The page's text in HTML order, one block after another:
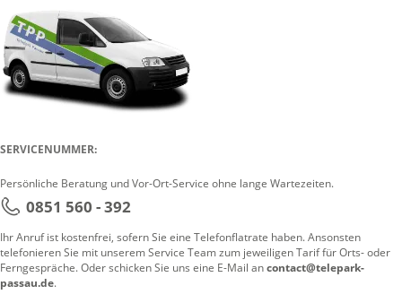
SERVICENUMMER:
Persönliche Beratung und Vor-Ort-Service ohne lange Wartezeiten.
0851 560 - 392
Ihr Anruf ist kostenfrei, sofern Sie eine Telefonflatrate haben. Ansonsten
telefonieren Sie mit unserem Service Team zum jeweiligen Tarif für Orts- oder
Ferngespräche. Oder schicken Sie uns eine E-Mail ancontact@telepark-
passau.de.